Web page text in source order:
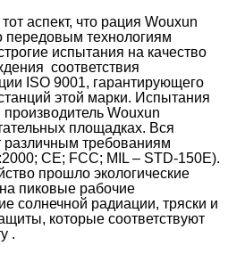
аспект, что рация Wouxun
передовым технологиям
испытания на качество
соответствия
ISO 9001, гарантирующего
этой марки. Испытания
Wouxun
площадках. Вся
различным требованиям
CE; FCC; MIL – STD-150E).
прошло экологические
пиковые рабочие
солнечной радиации, тряски и
которые соответствуют
.